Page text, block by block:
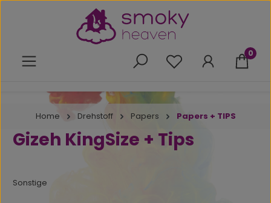
Zum Hauptinhalt springen
Du hast 0 Produkte
0
Home Drehstoff Papers Papers + TIPS
Gizeh KingSize + Tips
Sonstige